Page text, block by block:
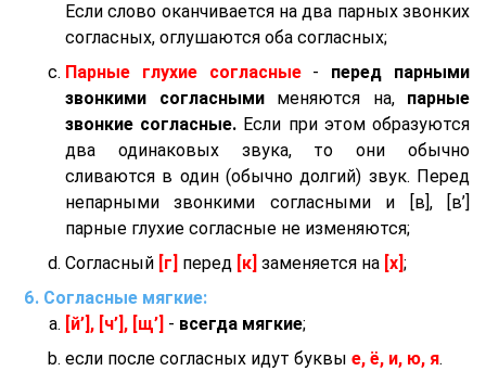
Если слово оканчивается на два парных звонких
согласных, оглушаются оба согласных;
Парные глухие согласные- перед парными
звонкими согласнымименяются на, парные
звонкие согласные. Если при этом образуются
два одинаковых звука, то они обычно
сливаются в один (обычно долгий) звук. Перед
непарными звонкими согласными и [в], [в’]
парные глухие согласные не изменяются;
Согласный [г] перед [к] заменяется на [х] ;
Согласные мягкие:
[й’], [ч’], [щ’] - всегда мягкие;
если после согласных идут буквы е, ё, и, ю, я.